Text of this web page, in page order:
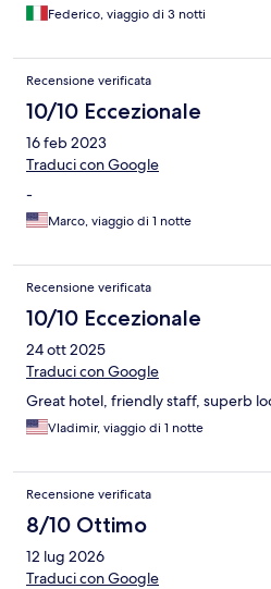
Federico, viaggio di 3 notti
Recensione verificata
10/10 Eccezionale
16 feb 2023
Traduci con Google
-
Marco, viaggio di 1 notte
Recensione verificata
10/10 Eccezionale
24 ott 2025
Traduci con Google
Great hotel, friendly staff, superb
Vladimir, viaggio di 1 notte
Recensione verificata
8/10 Ottimo
12 lug 2026
Traduci con Google